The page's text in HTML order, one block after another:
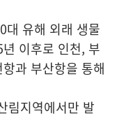
대 유해 외래 생물
이후로 인천, 부
과 부산항을 통해
림지역에서만 발